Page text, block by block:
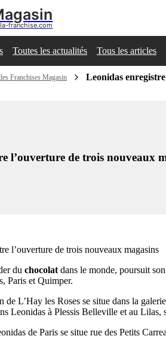
franchise.com
Toutes les actualités Tous les articles
Franchises Magasin Leonidas
l’ouverture de trois nouveaux
du chocolat dans le monde, poursuit
Paris et Quimper.
L’Hay les Roses se situe dans la
Leonidas à Plessis Belleville et au Lilas,
de Paris se situe rue des Petits